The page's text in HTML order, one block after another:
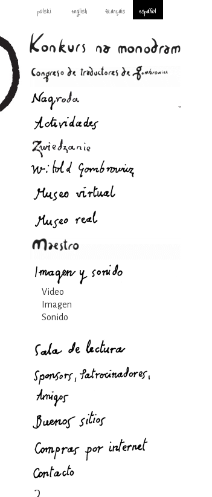
polski english français español
Video
Imagen
Sonido